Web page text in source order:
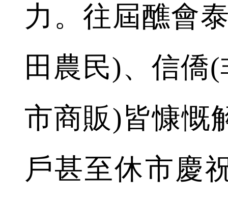
力。往屆醮會
田農民)、信僑
市商販)皆慷慨
戶甚至休市慶